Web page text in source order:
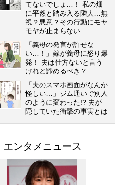
てないでしょ…！ 私の畑
に平然と踏み入る隣人…無
視？悪意？その行動にモヤ
モヤが止まらない
「義母の発言が許せな
い…！」嫁が義母に怒り爆
発！ 夫は仕方ないと言う
けれど諦めるべき？
「夫のスマホ画面がなんか
怪しい…」ジム通いで別人
のように変わった!? 夫が
隠していた衝撃の事実とは
エンタメニュース